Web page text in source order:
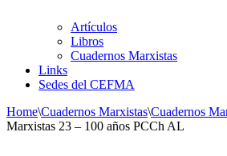
Artículos
Libros
Cuadernos Marxistas
Links
Sedes del CEFMA
Home\Cuadernos Marxistas\Cuadernos
Marxistas 23 – 100 años PCCh AL